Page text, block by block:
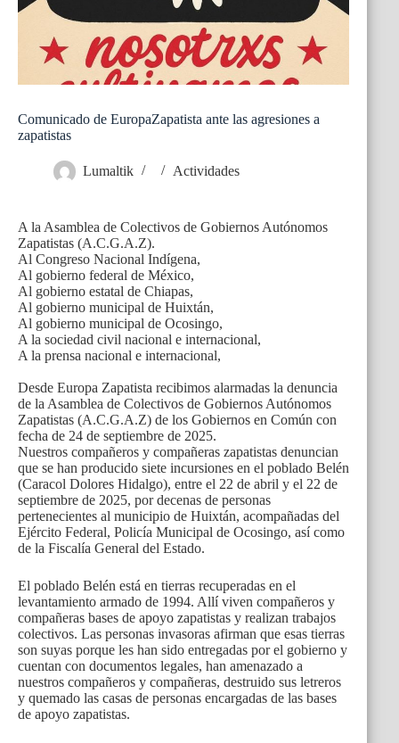
Comunicado de EuropaZapatista ante las agresiones a
zapatistas
Lumaltik Actividades
A la Asamblea de Colectivos de Gobiernos Autónomos
Zapatistas (A.C.G.A.Z).
Al Congreso Nacional Indígena,
Al gobierno federal de México,
Al gobierno estatal de Chiapas,
Al gobierno municipal de Huixtán,
Al gobierno municipal de Ocosingo,
A la sociedad civil nacional e internacional,
A la prensa nacional e internacional,
Desde Europa Zapatista recibimos alarmadas la denuncia
de la Asamblea de Colectivos de Gobiernos Autónomos
Zapatistas (A.C.G.A.Z) de los Gobiernos en Común con
fecha de 24 de septiembre de 2025.
Nuestros compañeros y compañeras zapatistas denuncian
que se han producido siete incursiones en el poblado Belén
(Caracol Dolores Hidalgo), entre el 22 de abril y el 22 de
septiembre de 2025, por decenas de personas
pertenecientes al municipio de Huixtán, acompañadas del
Ejército Federal, Policía Municipal de Ocosingo, así como
de la Fiscalía General del Estado.
El poblado Belén está en tierras recuperadas en el
levantamiento armado de 1994. Allí viven compañeros y
compañeras bases de apoyo zapatistas y realizan trabajos
colectivos. Las personas invasoras afirman que esas tierras
son suyas porque les han sido entregadas por el gobierno y
cuentan con documentos legales, han amenazado a
nuestros compañeros y compañeras, destruido sus letreros
y quemado las casas de personas encargadas de las bases
de apoyo zapatistas.